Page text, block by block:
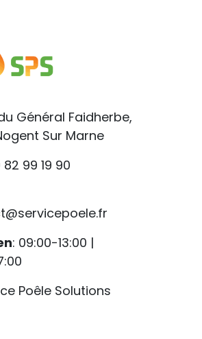
Général Faidherbe,
Sur Marne
82 99 19 90
: 09:00-13:00 |
Poêle Solutions